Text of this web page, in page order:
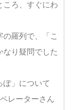
ころ、すぐにわ
羅列で、「こ
なり疑問でした
ぽ」について
レーターさん